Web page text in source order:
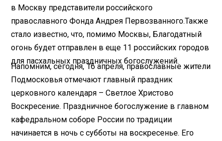
в Москву представители российского
православного Фонда Андрея Первозванного.Также
стало известно, что, помимо Москвы, Благодатный
огонь будет отправлен в еще 11 российских городов
для пасхальных праздничных богослужений.
Напомним, сегодня, 16 апреля, православные жители
Подмосковья отмечают главный праздник
церковного календаря – Светлое Христово
Воскресение. Праздничное богослужение в главном
кафедральном соборе России по традиции
начинается в ночь с субботы на воскресенье. Его